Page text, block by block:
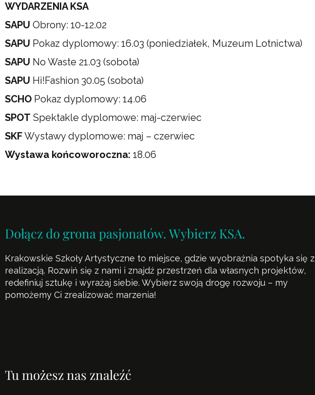
WYDARZENIA KSA
SAPU Obrony: 10-12.02
SAPU Pokaz dyplomowy: 16.03 (poniedziałek, Muzeum Lotnictwa)
SAPU No Waste 21.03 (sobota)
SAPU Hi!Fashion 30.05 (sobota)
SCHO Pokaz dyplomowy: 14.06
SPOT Spektakle dyplomowe: maj-czerwiec
SKFWystawy dyplomowe: maj – czerwiec
Wystawa końcoworoczna: 18.06
Dołącz do grona pasjonatów. Wybierz KSA.
Krakowskie Szkoły Artystyczne to miejsce, gdzie wyobraźnia spotyka się z
realizacją. Rozwiń się z nami i znajdź przestrzeń dla własnych projektów,
redefiniuj sztukę i wyrażaj siebie. Wybierz swoją drogę rozwoju – my
pomożemy Ci zrealizować marzenia!
Tu możesz nas znaleźć